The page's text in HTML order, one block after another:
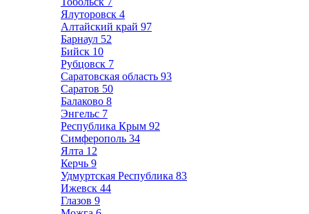
Ялуторовск 4
Алтайский край 97
Барнаул 52
Бийск 10
Рубцовск 7
Саратовская область 93
Саратов 50
Балаково 8
Энгельс 7
Республика Крым 92
Симферополь 34
Ялта 12
Керчь 9
Удмуртская Республика 83
Ижевск 44
Глазов 9